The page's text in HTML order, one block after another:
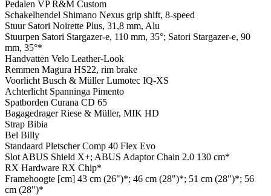
Pedalen VP R&M Custom
Schakelhendel Shimano Nexus grip shift, 8-speed
Stuur Satori Noirette Plus, 31,8 mm, Alu
Stuurpen Satori Stargazer-e, 110 mm, 35°; Satori Stargazer-e, 90
mm, 35°*
Handvatten Velo Leather-Look
Remmen Magura HS22, rim brake
Voorlicht Busch & Müller Lumotec IQ-XS
Achterlicht Spanninga Pimento
Spatborden Curana CD 65
BagagedragerRiese & Müller, MIK HD
Strap Bibia
Bel Billy
Standaard Pletscher Comp 40 Flex Evo
Slot ABUS Shield X+; ABUS Adaptor Chain 2.0 130 cm*
RX Hardware RX Chip*
Framehoogte [cm] 43 cm (26")*; 46 cm (28")*; 51 cm (28")*; 56
cm (28")*